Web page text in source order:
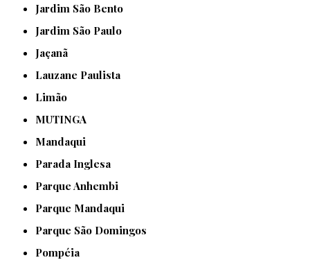
Jardim São Bento
Jardim São Paulo
Jaçanã
Lauzane Paulista
Limão
MUTINGA
Mandaqui
Parada Inglesa
Parque Anhembi
Parque Mandaqui
Parque São Domingos
Pompéia